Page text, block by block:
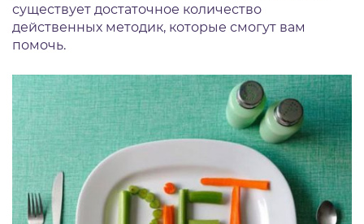
существует достаточное количество
действенных методик, которые смогут вам
помочь.